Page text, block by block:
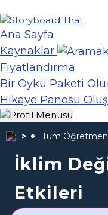
Ana Sayfa
Kaynaklar
Fiyatlandırma
Bir Öykü Paketi
Hikaye Panosu
Tüm Öğretmen
İklim
Etkileri